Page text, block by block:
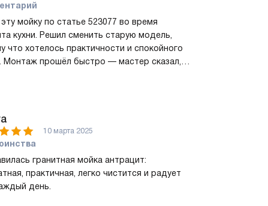
эту мойку по статье 523077 во время
кухни. Решил сменить старую модель,
что хотелось практичности и спокойного
Монтаж прошёл быстро — мастер сказал,
Большую использую для кастрюль и
а в маленькой удобно ополаскивать
или держать столовые приборы при
возиться с пробкой, всё сливается чисто
шума.
10 марта 2025
гранитная мойка антрацит:
практичная, легко чистится и радует
день.